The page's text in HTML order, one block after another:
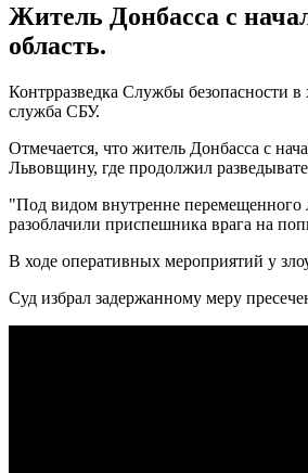
Житель Донбасса с
область.
Контрразведка Службы безопасности
служба СБУ.
Отмечается, что житель Донбасса с
Львовщину, где продолжил
"Под видом внутренне перемещенного
разоблачили приспешника врага на
В ходе оперативных мероприятий у
Суд избрал задержанному меру